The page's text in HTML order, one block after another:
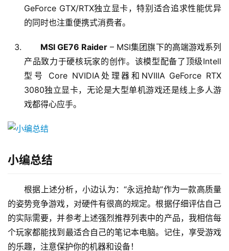
GeForce GTX/RTX独立显卡，特别适合追求性能优异
的同时也注重便携式消费者。
MSI GE76 Raider – MSI集团旗下的高端游戏系列
产品致力于硬核玩家的创作。该模型配备了顶级Intell
型号 Core NVIDIA处理器和NVIIIA GeForce RTX
3080独立显卡，无论是大型单机游戏还是线上多人游
戏都得心应手。
小编总结
根据上述分析，小边认为：“永远抢劫”作为一款高质量
的姿势竞争游戏，对硬件有很高的规定。根据仔细评估自己
的实际需要，并参考上述强烈推荐列表中的产品，我相信每
个玩家都能找到最适合自己的笔记本电脑。记住，享受游戏
的乐趣，注意保护你的机器和设备！